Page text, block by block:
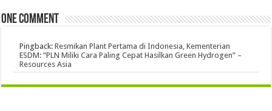
One comment
Pingback:Resmikan Plant Pertama di Indonesia, Kementerian
ESDM: “PLN Miliki Cara Paling Cepat Hasilkan Green Hydrogen” –
Resources Asia